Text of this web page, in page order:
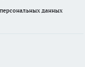
данных